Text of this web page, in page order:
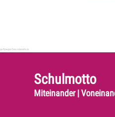
Schulmotto
Miteinander |